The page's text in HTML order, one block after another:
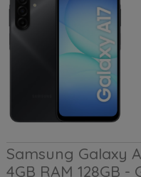
Samsung Galaxy
4GB RAM 128GB -